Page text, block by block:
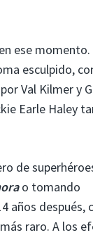
ese momento.
esculpido,
Val Kilmer y
Earle Haley
de
o tomando
años después,
raro. A los